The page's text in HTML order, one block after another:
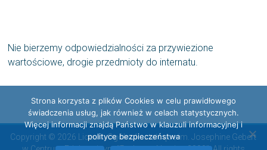
Nie bierzemy odpowiedzialności za przywiezione
wartościowe, drogie przedmioty do internatu.
Copyright © 2026 Liceum Ogólnokształcące im. Josephine Gebert
Strona korzysta z plików Cookies w celu prawidłowego
świadczenia usług, jak również w celach statystycznych.
Więcej informacji znajdą Państwo w klauzuli informacyjnej i
polityce bezpieczeństwa